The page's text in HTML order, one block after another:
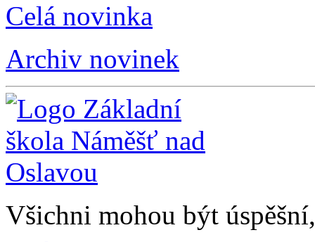
Celá novinka
Archiv novinek
Všichni mohou být